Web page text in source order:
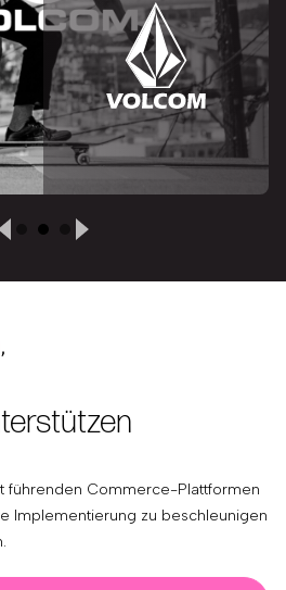
,
führenden Commerce-Plattformen
Implementierung zu beschleunigen